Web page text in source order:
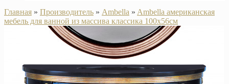
Главная » Производитель » Ambella » Ambella американская
мебель для ванной из массива классика 100х56см